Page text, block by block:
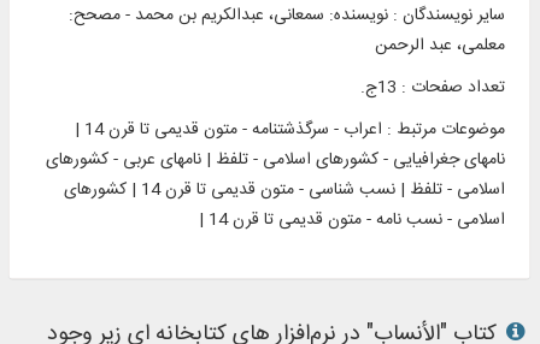
سایر نویسندگان : نویسنده: سمعانی، عبدالکریم بن محمد - مصحح:
معلمی، عبد الرحمن
تعداد صفحات : 13ج.
موضوعات مرتبط :
اعراب - سرگذشتنامه - متون قدیمی تا قرن 14 |
نامهای جغرافیایی - کشورهای اسلامی - تلفظ | نام‏های عربی - کشورهای
اسلامی - تلفظ | نسب شناسی - متون قدیمی تا قرن 14 | کشورهای
اسلامی - نسب نامه - متون قدیمی تا قرن 14 |
کتاب "الأنساب" در نرم‌افزار های کتابخانه ای زیر وجود